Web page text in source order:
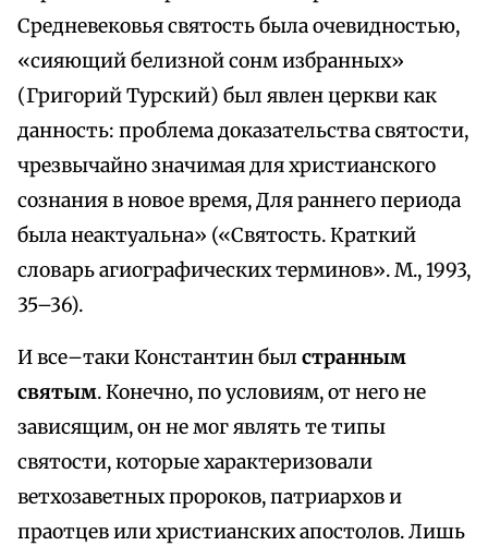
Средневековья святость была очевидностью,
«сияющий белизной сонм избранных»
(Григорий Турский) был явлен церкви как
данность: проблема доказательства святости,
чрезвычайно значимая для христианского
сознания в новое время, Для раннего периода
была неактуальна» («Святость. Краткий
словарь агиографических терминов». М., 1993,
35–36).
И все–таки Константин был странным
святым. Конечно, по условиям, от него не
зависящим, он не мог являть те типы
святости, которые характеризовали
ветхозаветных пророков, патриархов и
праотцев или христианских апостолов. Лишь